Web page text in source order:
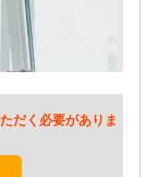
だく必要がありま